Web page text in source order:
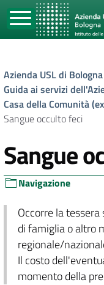
Azienda USL di Bologna
Guida ai servizi
Casa della Comunità
Sangue occulto feci
Sangue
Navigazione
Occorre la
di famiglia o altro
regionale/
Il costo
momento della